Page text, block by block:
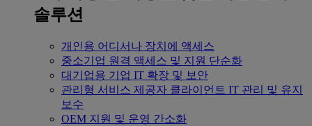
솔루션
개인용 어디서나 장치에 액세스
중소기업 원격 액세스 및 지원 단순화
대기업용 기업 IT 확장 및 보안
관리형 서비스 제공자 클라이언트 IT 관리 및 유지
보수
OEM 지원 및 운영 간소화